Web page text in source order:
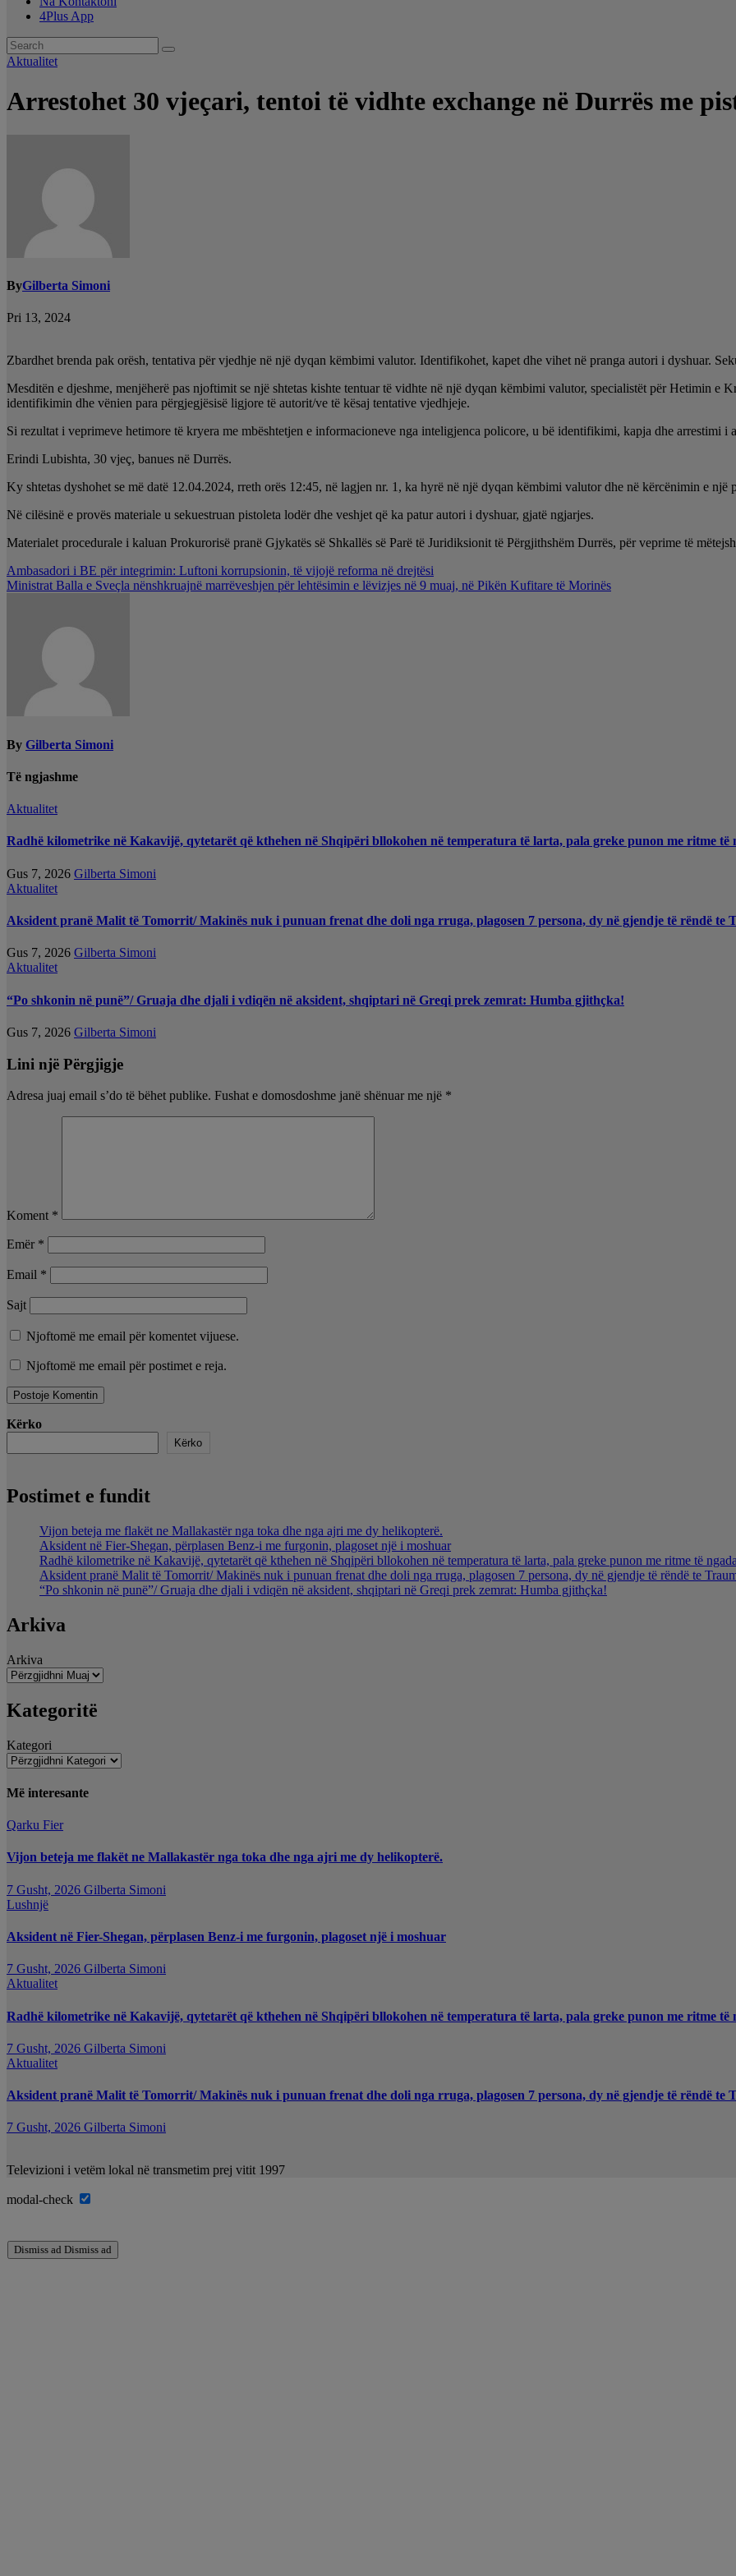
4Plus App
Aktualitet
Arrestohet 30 vjeçari, tentoi të vidhte exchange në Durrës me
ByGilberta Simoni
Pri 13, 2024
Zbardhet brenda pak orësh, tentativa për vjedhje në një dyqan këmbimi valutor. Identifikohet, kapet dhe vihet në pranga autori i dyshuar.
Mesditën e djeshme, menjëherë pas njoftimit se një shtetas kishte tentuar të vidhte në një dyqan këmbimi valutor, specialistët për Hetimin
identifikimin dhe vënien para përgjegjësisë ligjore të autorit/ve të kësaj tentative vjedhjeje.
Si rezultat i veprimeve hetimore të kryera me mbështetjen e informacioneve nga inteligjenca policore, u bë identifikimi, kapja dhe arrestimi i
Erindi Lubishta, 30 vjeç, banues në Durrës.
Ky shtetas dyshohet se më datë 12.04.2024, rreth orës 12:45, në lagjen nr. 1, ka hyrë në një dyqan këmbimi valutor dhe në kërcënimin e një
Në cilësinë e provës materiale u sekuestruan pistoleta lodër dhe veshjet që ka patur autori i dyshuar, gjatë ngjarjes.
Materialet procedurale i kaluan Prokurorisë pranë Gjykatës së Shkallës së Parë të Juridiksionit të Përgjithshëm Durrës, për veprime të
Lëvizje
te
Ambasadori i BE për integrimin: Luftoni korrupsionin, të vijojë reforma në drejtësi
Ministrat Balla e Sveçla nënshkruajnë marrëveshjen për lehtësimin e lëvizjes në 9 muaj, në Pikën Kufitare të Morinës
By Gilberta Simoni
Të ngjashme
Aktualitet
Radhë kilometrike në Kakavijë, qytetarët që kthehen në Shqipëri bllokohen në temperatura të larta, pala greke punon me ritme të
Gus 7, 2026 Gilberta Simoni
Aktualitet
Aksident pranë Malit të Tomorrit/ Makinës nuk i punuan frenat dhe doli nga rruga, plagosen 7 persona, dy në gjendje të rëndë te
Gus 7, 2026 Gilberta Simoni
Aktualitet
“Po shkonin në punë”/ Gruaja dhe djali i vdiqën në aksident, shqiptari në Greqi prek zemrat: Humba gjithçka!
Gus 7, 2026 Gilberta Simoni
Lini një Përgjigje
Adresa juaj email s’do të bëhet publike. Fushat e domosdoshme janë shënuar me një *
Koment *
Emër *
Email *
Sajt
Njoftomë me email për komentet vijuese.
Njoftomë me email për postimet e reja.
Kërko
Kërko
Postimet e fundit
Vijon beteja me flakët ne Mallakastër nga toka dhe nga ajri me dy helikopterë.
Aksident në Fier-Shegan, përplasen Benz-i me furgonin, plagoset një i moshuar
Radhë kilometrike në Kakavijë, qytetarët që kthehen në Shqipëri bllokohen në temperatura të larta, pala greke punon me ritme të
Aksident pranë Malit të Tomorrit/ Makinës nuk i punuan frenat dhe doli nga rruga, plagosen 7 persona, dy në gjendje të rëndë te
“Po shkonin në punë”/ Gruaja dhe djali i vdiqën në aksident, shqiptari në Greqi prek zemrat: Humba gjithçka!
Arkiva
Arkiva
Kategoritë
Kategori
Më interesante
Qarku Fier
Vijon beteja me flakët ne Mallakastër nga toka dhe nga ajri me dy helikopterë.
7 Gusht, 2026 Gilberta Simoni
Lushnjë
Aksident në Fier-Shegan, përplasen Benz-i me furgonin, plagoset një i moshuar
7 Gusht, 2026 Gilberta Simoni
Aktualitet
Radhë kilometrike në Kakavijë, qytetarët që kthehen në Shqipëri bllokohen në temperatura të larta, pala greke punon me ritme të
7 Gusht, 2026 Gilberta Simoni
Aktualitet
Aksident pranë Malit të Tomorrit/ Makinës nuk i punuan frenat dhe doli nga rruga, plagosen 7 persona, dy në gjendje të rëndë te
7 Gusht, 2026 Gilberta Simoni
Televizioni i vetëm lokal në transmetim prej vitit 1997
modal-check
Dismiss ad Dismiss ad